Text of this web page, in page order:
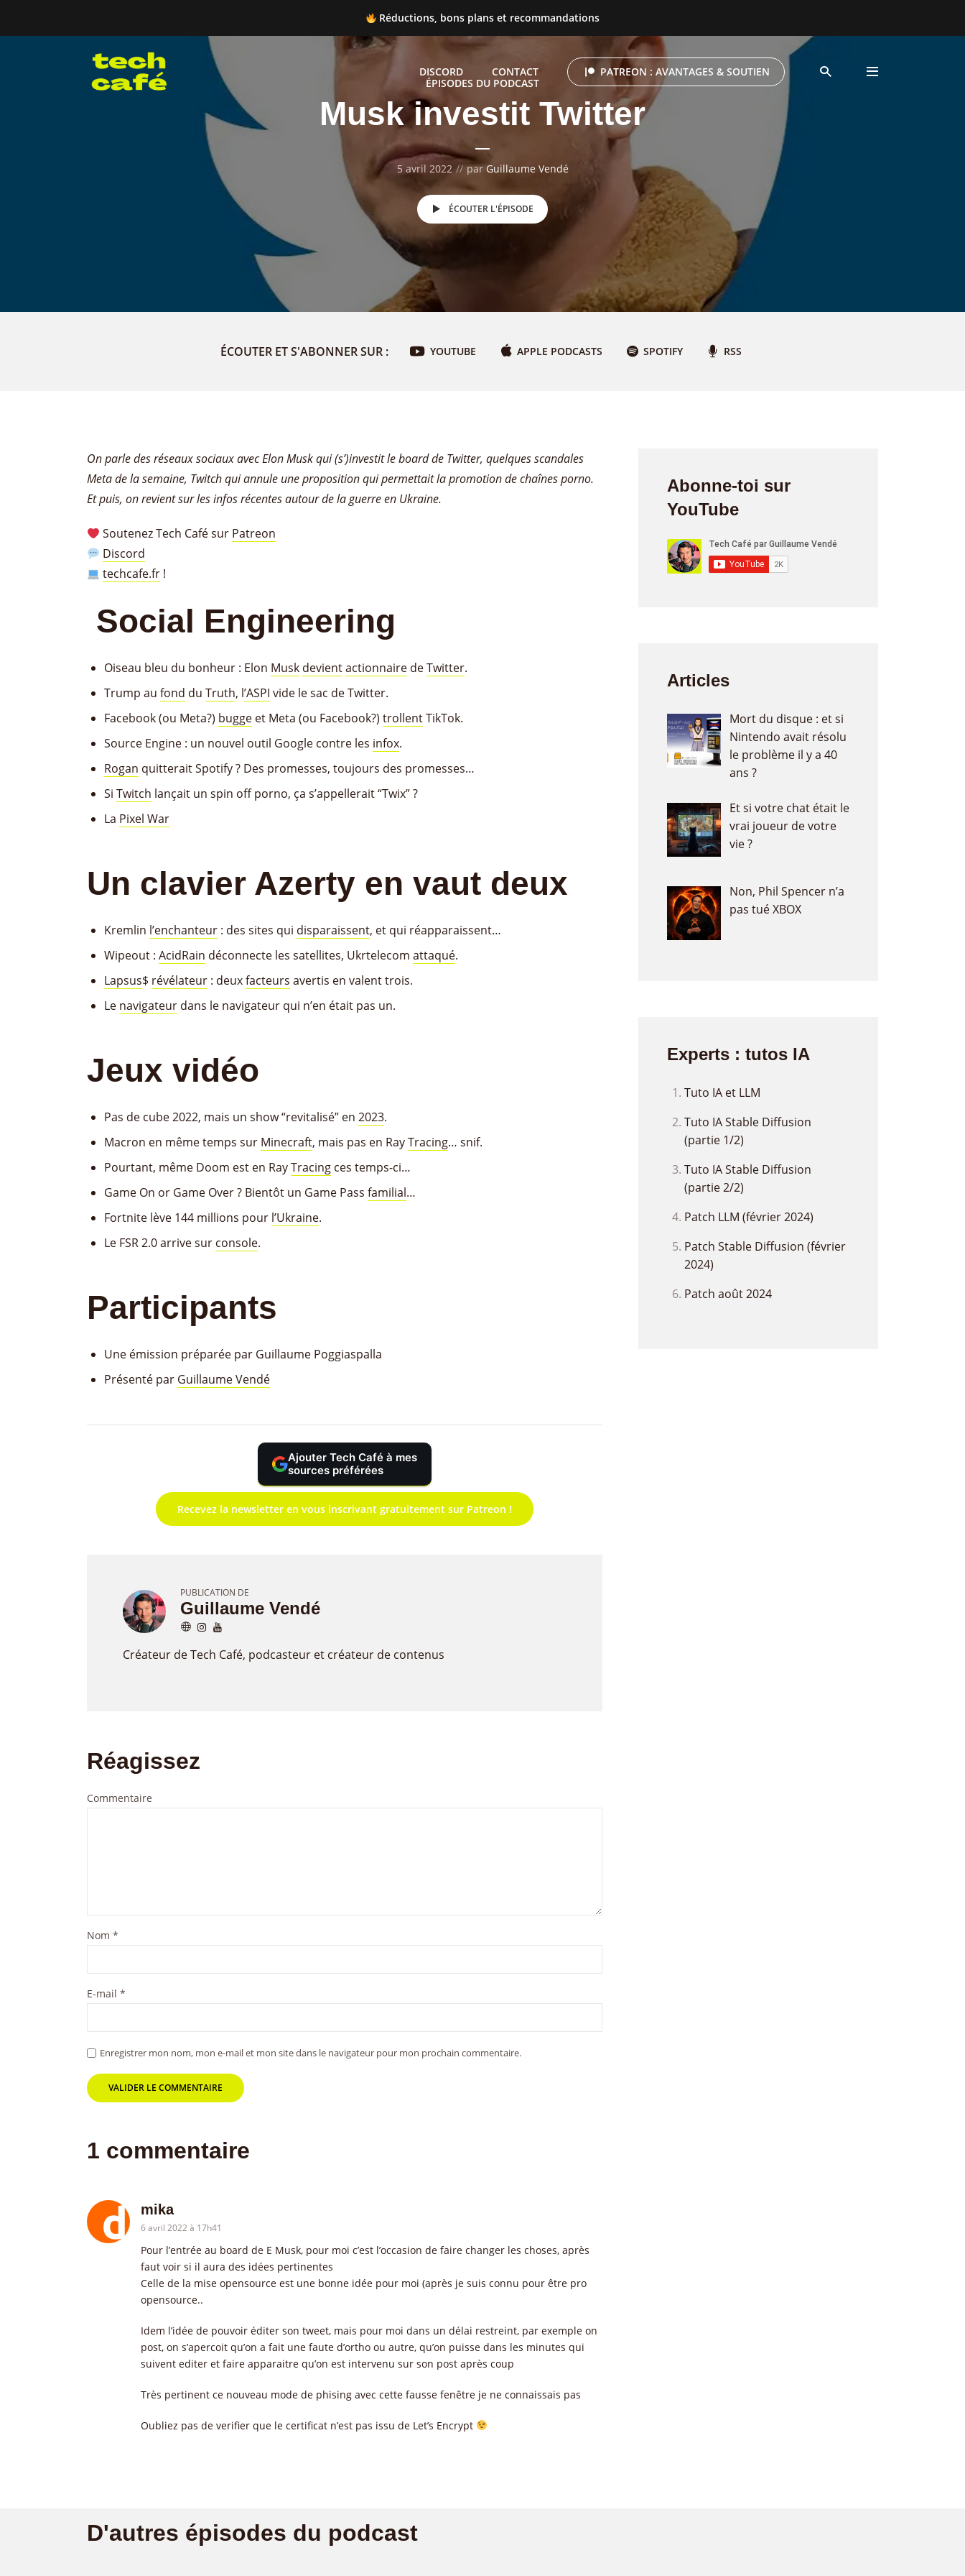
Réductions, bons plans et recommandations
DISCORD CONTACT PATREON : AVANTAGES & SOUTIEN
Réductions, bons plans et recommandations
ÉPISODES DU PODCAST
Musk investit Twitter
5 avril 2022 parGuillaume Vendé
ÉCOUTER L'ÉPISODE
ÉCOUTER ET S'ABONNER SUR : YOUTUBE APPLE PODCASTS SPOTIFY RSS
On parle des réseaux sociaux avec Elon Musk qui (s’)investit le board de Twitter, quelques scandales
Meta de la semaine, Twitch qui annule une proposition qui permettait la promotion de chaînes porno.
Et puis, on revient sur les infos récentes autour de la guerre en Ukraine.
Soutenez Tech Café sur Patreon
Discord
techcafe.fr !
Social Engineering
Oiseau bleu du bonheur : Elon Musk devientactionnaire deTwitter.
Trump au fond du Truth, l’ASPI vide le sac de Twitter.
Facebook (ou Meta?) bugge et Meta (ou Facebook?) trollentTikTok.
Source Engine : un nouvel outil Google contre les infox.
Rogan quitterait Spotify ? Des promesses, toujours des promesses…
Si Twitch lançait un spin off porno, ça s’appellerait “Twix” ?
La Pixel War
Un clavier Azerty en vaut deux
Kremlin l’enchanteur : des sites qui disparaissent, et qui réapparaissent…
Wipeout : AcidRain déconnecte les satellites, Ukrtelecom attaqué.
Lapsus$ révélateur : deuxfacteurs avertis en valent trois.
Le navigateur dans le navigateur qui n’en était pas un.
Jeux vidéo
Pas de cube 2022, mais un show “revitalisé” en 2023.
Macron en même temps sur Minecraft, mais pas en RayTracing… snif.
Pourtant, même Doom est en RayTracing ces temps-ci…
Game On or Game Over ? Bientôt un Game Pass familial…
Fortnite lève 144 millions pour l’Ukraine.
Le FSR 2.0 arrive sur console.
Participants
Une émission préparée par Guillaume Poggiaspalla
Présenté par Guillaume Vendé
Ajouter Tech Café à mes
sources préférées
Recevez la newsletter en vous inscrivant gratuitement sur Patreon !
PUBLICATION DE
Guillaume Vendé
Créateur de Tech Café, podcasteur et créateur de contenus
Réagissez
Commentaire
Nom *
E-mail *
Enregistrer mon nom, mon e-mail et mon site dans le navigateur pour mon prochain commentaire.
1 commentaire
mika
6 avril 2022 à 17h41
Pour l’entrée au board de E Musk, pour moi c’est l’occasion de faire changer les choses, après
faut voir si il aura des idées pertinentes
Celle de la mise opensource est une bonne idée pour moi (après je suis connu pour être pro
opensource..
Idem l’idée de pouvoir éditer son tweet, mais pour moi dans un délai restreint, par exemple on
post, on s’apercoit qu’on a fait une faute d’ortho ou autre, qu’on puisse dans les minutes qui
suivent editer et faire apparaitre qu’on est intervenu sur son post après coup
Très pertinent ce nouveau mode de phising avec cette fausse fenêtre je ne connaissais pas
Oubliez pas de verifier que le certificat n’est pas issu de Let’s Encrypt
Abonne-toi sur
YouTube
Articles
Mort du disque : et si
Nintendo avait résolu
le problème il y a 40
ans ?
Et si votre chat était le
vrai joueur de votre
vie ?
Non, Phil Spencer n’a
pas tué XBOX
Experts : tutos IA
Tuto IA et LLM
Tuto IA Stable Diffusion
(partie 1/2)
Tuto IA Stable Diffusion
(partie 2/2)
Patch LLM (février 2024)
Patch Stable Diffusion (février
2024)
Patch août 2024
D'autres épisodes du podcast